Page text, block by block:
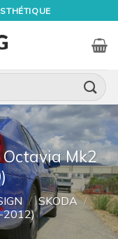
Mk2
/ SKODA /
2012)